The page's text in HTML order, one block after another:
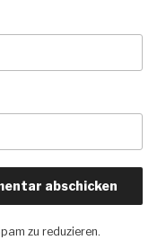
zu reduzieren.